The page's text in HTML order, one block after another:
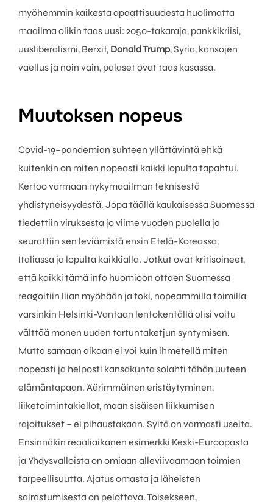
myöhemmin kaikesta apaattisuudesta huolimatta
maailma olikin taas uusi: 2050-takaraja, pankkikriisi,
uusliberalismi, Berxit, Donald Trump, Syria, kansojen
vaellus ja noin vain, palaset ovat taas kasassa.
Muutoksen nopeus
Covid-19–pandemian suhteen yllättävintä ehkä
kuitenkin on miten nopeasti kaikki lopulta tapahtui.
Kertoo varmaan nykymaailman teknisestä
yhdistyneisyydestä. Jopa täällä kaukaisessa Suomessa
tiedettiin viruksesta jo viime vuoden puolella ja
seurattiin sen leviämistä ensin Etelä-Koreassa,
Italiassa ja lopulta kaikkialla. Jotkut ovat kritisoineet,
että kaikki tämä info huomioon ottaen Suomessa
reagoitiin liian myöhään ja toki, nopeammilla toimilla
varsinkin Helsinki-Vantaan lentokentällä olisi voitu
välttää monen uuden tartuntaketjun syntymisen.
Mutta samaan aikaan ei voi kuin ihmetellä miten
nopeasti ja helposti kansakunta solahti tähän uuteen
elämäntapaan. Äärimmäinen eristäytyminen,
liiketoimintakiellot, maan sisäisen liikkumisen
rajoitukset – ei pihaustakaan. Syitä on varmasti useita.
Ensinnäkin reaaliaikanen esimerkki Keski-Euroopasta
ja Yhdysvalloista on omiaan alleviivaamaan toimien
tarpeellisuutta. Ajatus omasta ja läheisten
sairastumisesta on pelottava. Toisekseen,